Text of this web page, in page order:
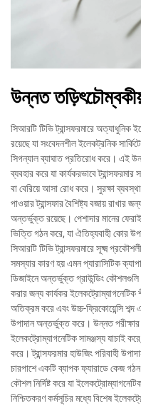
উন্নত
সিআরটি টিভি ট্রান্সফরমারে অত্যাধুনিক
রয়েছে যা সংবেদনশীল ইলেকট্রনিক
সিগন্যাল ব্যাঘাত প্রতিরোধ করে। এই
ব্যবহার করে যা কার্যকরভাবে
বা বেরিয়ে আসা রোধ করে। সুরক্ষা
পাওয়ার ট্রান্সফার বৈশিষ্ট্য বজায়
অন্তর্ভুক্ত রয়েছে। পেশাদার মানের
ভিত্তি গঠন করে, যা ঐতিহ্যবাহী কোর
সিআরটি টিভি ট্রান্সফরমারে সূক্ষ্ম
সমস্যার কারণ হয় এমন প্যারাসিটিক
ডিজাইনে অন্তর্ভুক্ত গ্রাউন্ডিং কৌশলগুলি
করার জন্য কার্যকর ইলেকট্রোম্যাগনেটিক
অতিক্রম করে এবং উচ্চ-ফ্রিকোয়েন্সি শব্দ
উপাদান অন্তর্ভুক্ত করে। উন্নত পরীক্ষার
ইলেকট্রোম্যাগনেটিক সামঞ্জস্য যাচাই
করে। ট্রান্সফরমার হাউজিং পরিবাহী
চারপাশে একটি ব্যাপক ফ্যারাডে কেজ
কৌশল নির্দিষ্ট করে যা
নিশ্চিতকরণ কর্মসূচির মধ্যে বিশেষ